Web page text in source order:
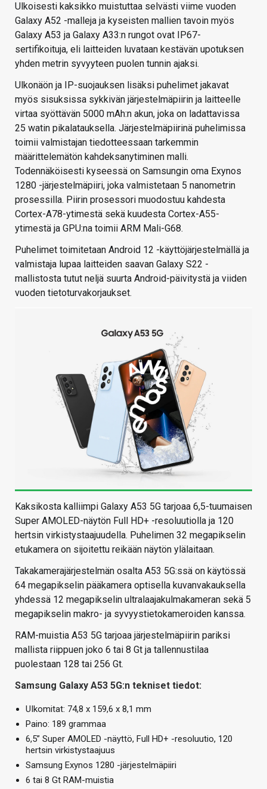
Ulkoisesti kaksikko muistuttaa selvästi viime vuoden
Galaxy A52 -malleja ja kyseisten mallien tavoin myös
Galaxy A53 ja Galaxy A33:n rungot ovat IP67-
sertifikoituja, eli laitteiden luvataan kestävän upotuksen
yhden metrin syvyyteen puolen tunnin ajaksi.
Ulkonäön ja IP-suojauksen lisäksi puhelimet jakavat
myös sisuksissa sykkivän järjestelmäpiirin ja laitteelle
virtaa syöttävän 5000 mAh:n akun, joka on ladattavissa
25 watin pikalatauksella. Järjestelmäpiirinä puhelimissa
toimii valmistajan tiedotteessaan tarkemmin
määrittelemätön kahdeksanytiminen malli.
Todennäköisesti kyseessä on Samsungin oma Exynos
1280 -järjestelmäpiiri, joka valmistetaan 5 nanometrin
prosessilla. Piirin prosessori muodostuu kahdesta
Cortex-A78-ytimestä sekä kuudesta Cortex-A55-
ytimestä ja GPU:na toimii ARM Mali-G68.
Puhelimet toimitetaan Android 12 -käyttöjärjestelmällä ja
valmistaja lupaa laitteiden saavan Galaxy S22 -
mallistosta tutut neljä suurta Android-päivitystä ja viiden
vuoden tietoturvakorjaukset.
Kaksikosta kalliimpi Galaxy A53 5G tarjoaa 6,5-tuumaisen
Super AMOLED-näytön Full HD+ -resoluutiolla ja 120
hertsin virkistystaajuudella. Puhelimen 32 megapikselin
etukamera on sijoitettu reikään näytön ylälaitaan.
Takakamerajärjestelmän osalta A53 5G:ssä on käytössä
64 megapikselin pääkamera optisella kuvanvakauksella
yhdessä 12 megapikselin ultralaajakulmakameran sekä 5
megapikselin makro- ja syvyystietokameroiden kanssa.
RAM-muistia A53 5G tarjoaa järjestelmäpiirin pariksi
mallista riippuen joko 6 tai 8 Gt ja tallennustilaa
puolestaan 128 tai 256 Gt.
Samsung Galaxy A53 5G:n tekniset tiedot:
UIkomitat: 74,8 x 159,6 x 8,1 mm
Paino: 189 grammaa
6,5” Super AMOLED -näyttö, Full HD+ -resoluutio, 120
hertsin virkistystaajuus
Samsung Exynos 1280 -järjestelmäpiiri
6 tai 8 Gt RAM-muistia